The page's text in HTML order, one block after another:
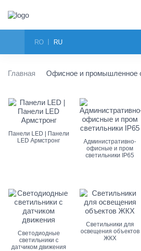
RO RU
Главная Офисное и промышленное
Панели LED | Панели
LED Армстронг
Административно-
офисные и пром
светильники IP65
Светодиодные
светильники с
датчиком движения
Светильники для
освещения объектов
ЖКХ